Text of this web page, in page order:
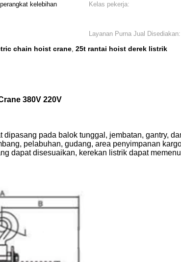
kelebihan
Kelas pekerja:
Layanan Purna Jual Disediakan:
chain hoist crane, 25t rantai hoist derek listrik
380V 220V
pada balok tunggal, jembatan, gantry,
pelabuhan, gudang, area penyimpanan
dapat disesuaikan, kerekan listrik dapat